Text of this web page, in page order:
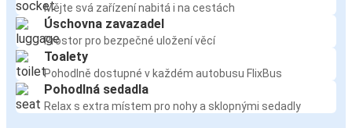
Mějte svá zařízení nabitá i na cestách
Úschovna zavazadel
Prostor pro bezpečné uložení věcí
Toalety
Pohodlně dostupné v každém autobusu FlixBus
Pohodlná sedadla
Relax s extra místem pro nohy a sklopnými sedadly